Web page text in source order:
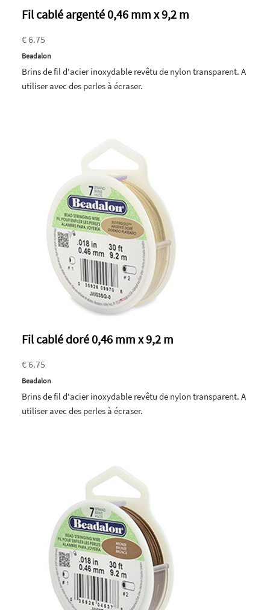
Fil cablé argenté 0,46 mm x 9,2 m
€ 6.75
Beadalon
Brins de fil d'acier inoxydable revêtu de nylon transparent. A
utiliser avec des perles à écraser.
Fil cablé doré 0,46 mm x 9,2 m
€ 6.75
Beadalon
Brins de fil d'acier inoxydable revêtu de nylon transparent. A
utiliser avec des perles à écraser.